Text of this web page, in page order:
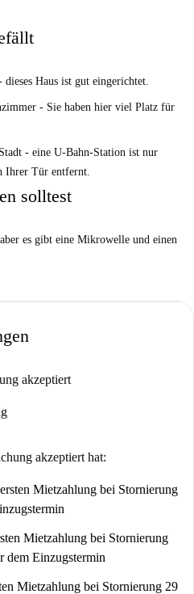
Attraktionen wie das Wandgemälde
Lebensstil in vollen Zügen zu
Haus ist gut eingerichtet.
- Sie haben hier viel Platz für
- eine U-Bahn-Station ist nur
Ihrer Tür entfernt.
solltest
es gibt eine Mikrowelle und einen
akzeptiert
akzeptiert hat:
Mietzahlung bei Stornierung
Mietzahlung bei Stornierung
dem Einzugstermin
Mietzahlung bei Stornierung 29